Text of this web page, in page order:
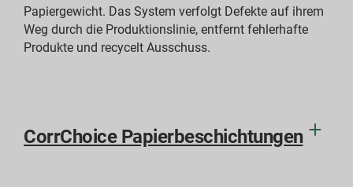
Papiergewicht. Das System verfolgt Defekte auf ihrem
Weg durch die Produktionslinie, entfernt fehlerhafte
Produkte und recycelt Ausschuss.
CorrChoice Papierbeschichtungen